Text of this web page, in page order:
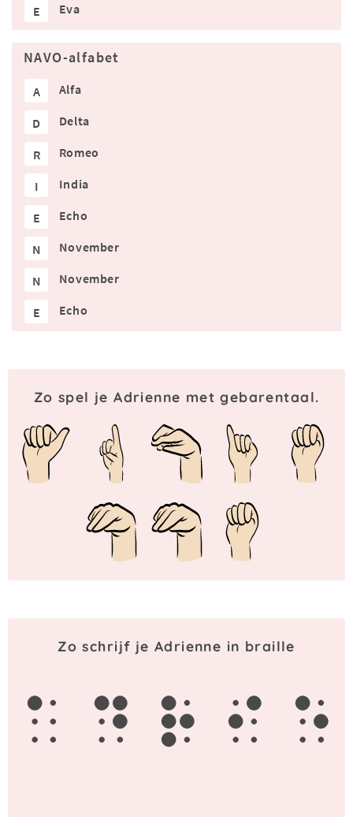
E Eva
NAVO-alfabet
A Alfa
D Delta
R Romeo
I India
E Echo
N November
N November
E Echo
Zo spel je Adrienne met gebarentaal.
Zo schrijf je Adrienne in braille
a d r i e